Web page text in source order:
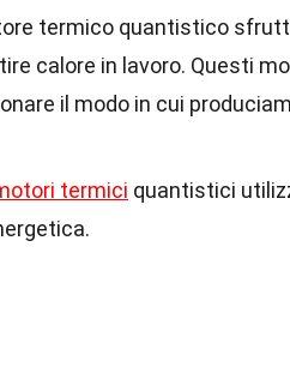
termico quantistico
calore in lavoro. Questi
il modo in cui
termici quantistici